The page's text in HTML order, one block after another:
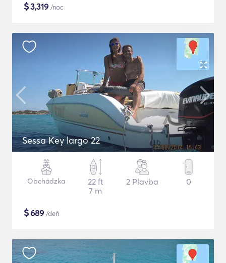
$3,319 /noc
Sessa Key largo 22
Obchádzka
22 ft
7 m
2 Plavba 0
$689 /deň